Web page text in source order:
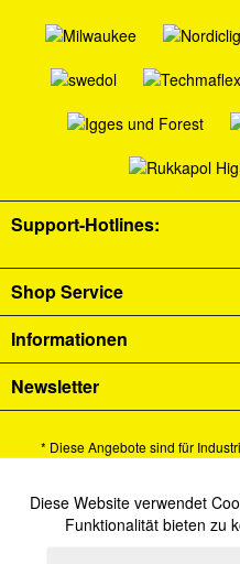
Support-Hotlines:
Shop Service
Informationen
Newsletter
* Diese Angebote sind für
Alle Preise verstehen sich zzgl.
Nachnahmegebühren,
Funktionale
Diese Website verwendet
Funktionalität bieten zu